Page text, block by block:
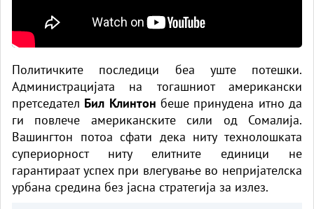
Политичките последици беа уште потешки.
Администрацијата на тогашниот американски
претседател Бил Клинтонбеше принудена итно да
ги повлече американските сили од Сомалија.
Вашингтон потоа сфати дека ниту технолошката
супериорност ниту елитните единици не
гарантираат успех при влегување во непријателска
урбана средина без јасна стратегија за излез.